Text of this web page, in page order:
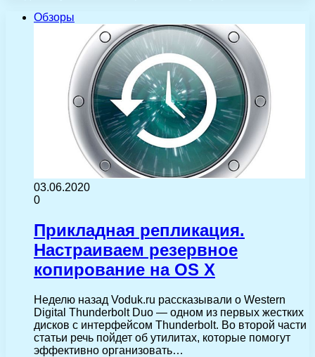
Обзоры
03.06.2020
0
Прикладная репликация.
Настраиваем резервное
копирование на OS X
Неделю назад Voduk.ru рассказывали о Western
Digital Thunderbolt Duo — одном из первых жестких
дисков с интерфейсом Thunderbolt. Во второй части
статьи речь пойдет об утилитах, которые помогут
эффективно организовать…